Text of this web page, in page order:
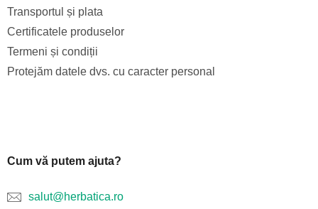
Transportul și plata
Certificatele produselor
Termeni și condiții
Protejăm datele dvs. cu caracter personal
Cum vă putem ajuta?
salut@herbatica.ro